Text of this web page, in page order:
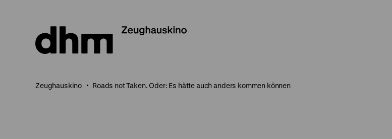
Seiteninhalt
springen
Zeughauskino Roads not Taken. Oder: Es hätte auch anders kommen können